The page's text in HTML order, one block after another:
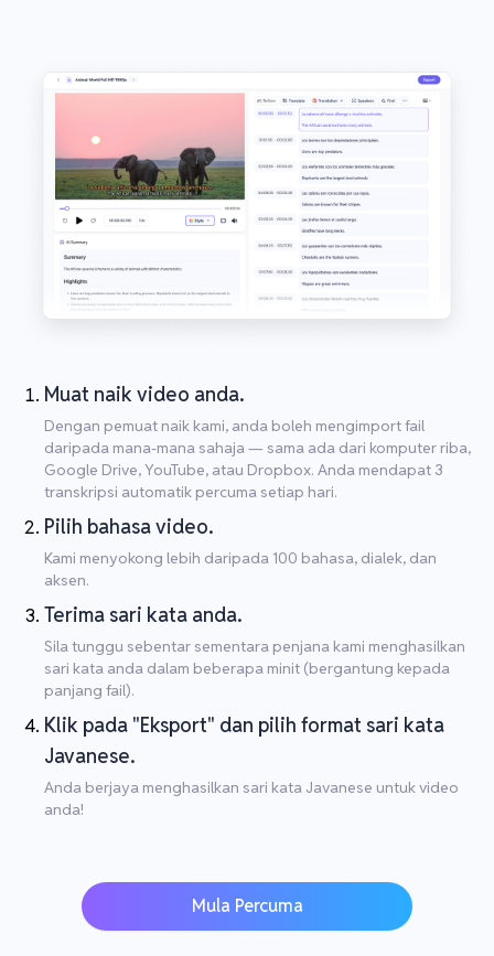
Muat naik video anda.
Dengan pemuat naik kami, anda boleh mengimport fail
daripada mana-mana sahaja — sama ada dari komputer riba,
Google Drive, YouTube, atau Dropbox. Anda mendapat 3
transkripsi automatik percuma setiap hari.
Pilih bahasa video.
Kami menyokong lebih daripada 100 bahasa, dialek, dan
aksen.
Terima sari kata anda.
Sila tunggu sebentar sementara penjana kami menghasilkan
sari kata anda dalam beberapa minit (bergantung kepada
panjang fail).
Klik pada "Eksport" dan pilih format sari kata
Javanese.
Anda berjaya menghasilkan sari kata Javanese untuk video
anda!
Mula Percuma